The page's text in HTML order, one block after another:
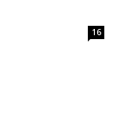
16